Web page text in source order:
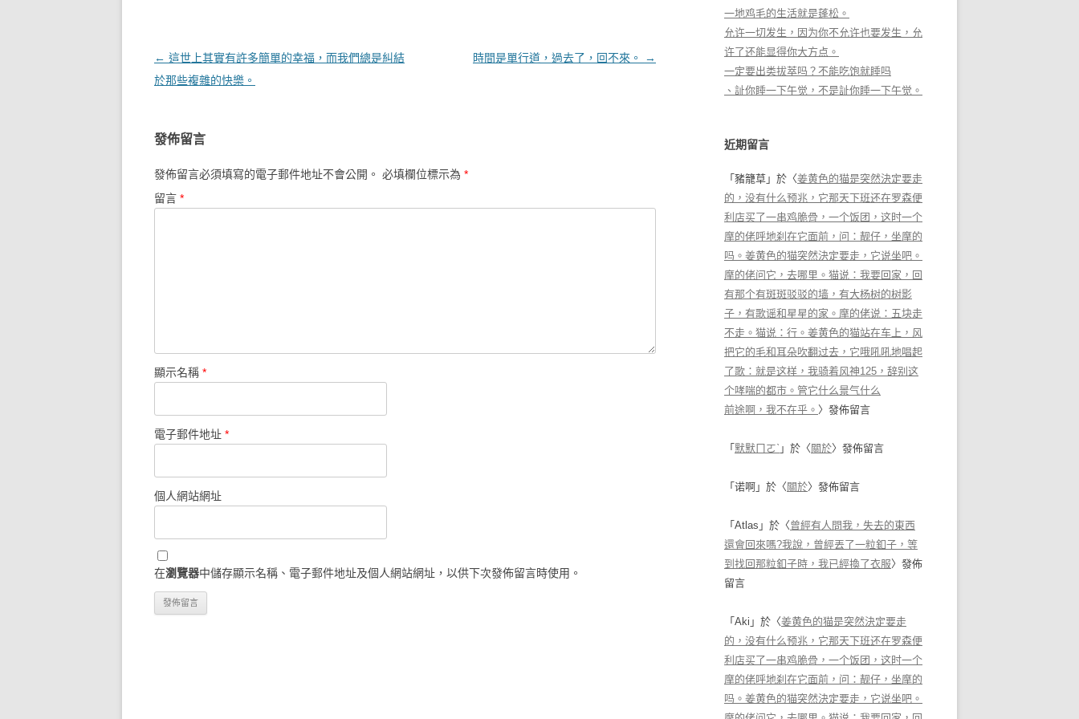
文章導覽
← 這世上其實有許多簡單的幸福，而我們總是糾結
於那些複雜的快樂。
時間是單行道，過去了，回不來。 →
發佈留言
發佈留言必須填寫的電子郵件地址不會公開。 必填欄位標示為 *
留言 *
顯示名稱 *
電子郵件地址 *
個人網站網址
在瀏覽器中儲存顯示名稱、電子郵件地址及個人網站網址，以供下次發佈留言時使用。
一地鸡毛的生活就是蓬松。
允许一切发生，因为你不允许也要发生，允
许了还能显得你大方点。
一定要出类拔萃吗？不能吃饱就睡吗
、訨你睡一下午觉，不是訨你睡一下午觉。
近期留言
「 豬籠草 」於〈姜黄色的猫是突然決定要走
的，没有什么预兆，它那天下班还在罗森便
利店买了一串鸡脆骨，一个饭团，这时一个
摩的佬呼地刹在它面前，问：靓仔，坐摩的
吗。姜黄色的猫突然決定要走，它说坐吧。
摩的佬问它，去哪里。猫说：我要回家，回
有那个有斑斑驳驳的墙，有大杨树的树影
子，有歌谣和星星的家。摩的佬说：五块走
不走。猫说：行。姜黄色的猫站在车上，风
把它的毛和耳朵吹翻过去，它哦吼吼地唱起
了歌：就是这样，我骑着风神125，辞别这
个哮喘的都市。管它什么景气什么
前途啊，我不在乎。 〉發佈留言
「 默默ㄇㄛˋ 」於〈 關於〉發佈留言
「 诺啊 」於〈 關於〉發佈留言
「 Atlas 」於〈曾經有人問我，失去的東西
還會回來嗎?我說，曾經丟了一粒釦子，等
到找回那粒釦子時，我已經換了衣服〉發佈
留言
「 Aki 」於〈姜黄色的猫是突然決定要走
的，没有什么预兆，它那天下班还在罗森便
利店买了一串鸡脆骨，一个饭团，这时一个
摩的佬呼地刹在它面前，问：靓仔，坐摩的
吗。姜黄色的猫突然決定要走，它说坐吧。